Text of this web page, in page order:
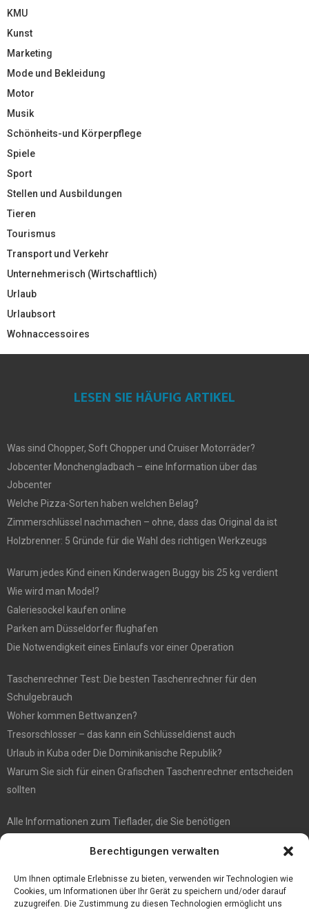
Berechtigungen verwalten
Um Ihnen optimale Erlebnisse zu bieten, verwenden wir Technologien wie
Cookies, um Informationen über Ihr Gerät zu speichern und/oder darauf
zuzugreifen. Die Zustimmung zu diesen Technologien ermöglicht uns
KMU
Kunst
Marketing
Mode und Bekleidung
Motor
Musik
Schönheits-und Körperpflege
Spiele
Sport
Stellen und Ausbildungen
Tieren
Tourismus
Transport und Verkehr
Unternehmerisch (Wirtschaftlich)
Urlaub
Urlaubsort
Wohnaccessoires
LESEN SIE HÄUFIG ARTIKEL
Was sind Chopper, Soft Chopper und Cruiser Motorräder?
Jobcenter Monchengladbach – eine Information über das
Jobcenter
Welche Pizza-Sorten haben welchen Belag?
Zimmerschlüssel nachmachen – ohne, dass das Original da ist
Holzbrenner: 5 Gründe für die Wahl des richtigen Werkzeugs
Warum jedes Kind einen Kinderwagen Buggy bis 25 kg verdient
Wie wird man Model?
Galeriesockel kaufen online
Parken am Düsseldorfer flughafen
Die Notwendigkeit eines Einlaufs vor einer Operation
Taschenrechner Test: Die besten Taschenrechner für den
Schulgebrauch
Woher kommen Bettwanzen?
Tresorschlosser – das kann ein Schlüsseldienst auch
Urlaub in Kuba oder Die Dominikanische Republik?
Warum Sie sich für einen Grafischen Taschenrechner entscheiden
sollten
Alle Informationen zum Tieflader, die Sie benötigen
Die Kerbl Taon X Bremsenfalle für jeden Pferdehalter
Die Moderne Welle: Kommunionkleider Modern